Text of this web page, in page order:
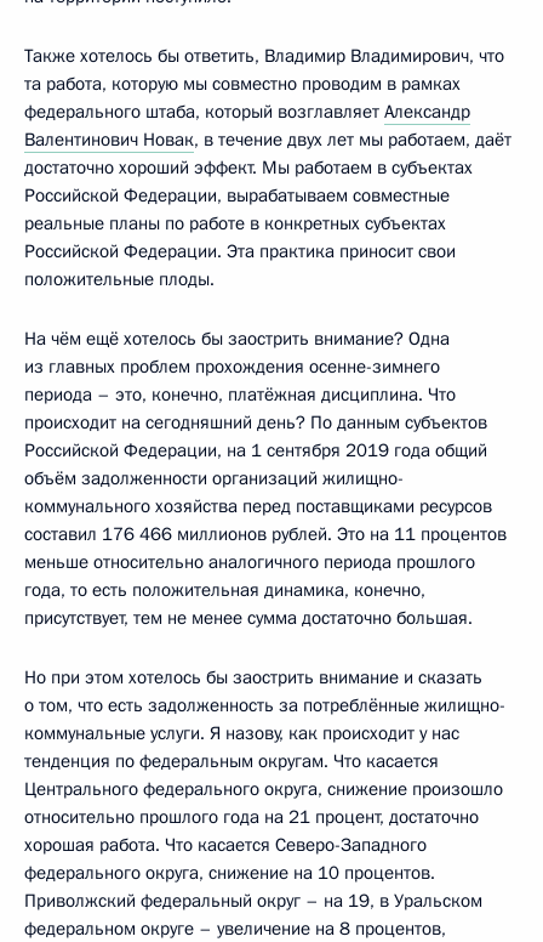
Также хотелось бы ответить, Владимир Владимирович, что
та работа, которую мы совместно проводим в рамках
федерального штаба, который возглавляет Александр
Валентинович Новак, в течение двух лет мы работаем, даёт
достаточно хороший эффект. Мы работаем в субъектах
Российской Федерации, вырабатываем совместные
реальные планы по работе в конкретных субъектах
Российской Федерации. Эта практика приносит свои
положительные плоды.
На чём ещё хотелось бы заострить внимание? Одна
из главных проблем прохождения осенне-зимнего
периода – это, конечно, платёжная дисциплина. Что
происходит на сегодняшний день? По данным субъектов
Российской Федерации, на 1 сентября 2019 года общий
объём задолженности организаций жилищно-
коммунального хозяйства перед поставщиками ресурсов
составил 176 466 миллионов рублей. Это на 11 процентов
меньше относительно аналогичного периода прошлого
года, то есть положительная динамика, конечно,
присутствует, тем не менее сумма достаточно большая.
Но при этом хотелось бы заострить внимание и сказать
о том, что есть задолженность за потреблённые жилищно-
коммунальные услуги. Я назову, как происходит у нас
тенденция по федеральным округам. Что касается
Центрального федерального округа, снижение произошло
относительно прошлого года на 21 процент, достаточно
хорошая работа. Что касается Северо-Западного
федерального округа, снижение на 10 процентов.
Приволжский федеральный округ – на 19, в Уральском
федеральном округе – увеличение на 8 процентов,